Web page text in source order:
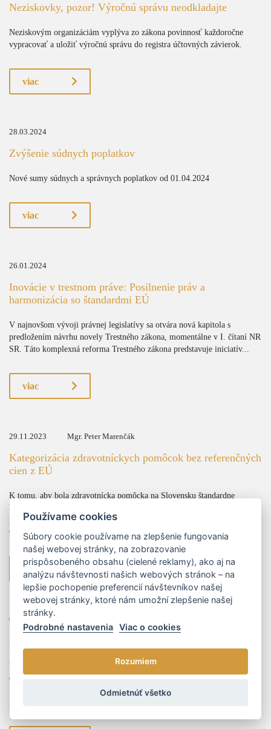
Neziskovky, pozor! Výročnú správu neodkladajte
Neziskovým organizáciám vyplýva zo zákona povinnosť každoročne
vypracovať a uložiť výročnú správu do registra účtovných závierok.
viac
28.03.2024
Zvýšenie súdnych poplatkov
Nové sumy súdnych a správnych poplatkov od 01.04.2024
viac
26.01.2024
Inovácie v trestnom práve: Posilnenie práv a
harmonizácia so štandardmi EÚ
V najnovšom vývoji právnej legislatívy sa otvára nová kapitola s
predložením návrhu novely Trestného zákona, momentálne v I. čítaní NR
SR. Táto komplexná reforma Trestného zákona predstavuje iniciatív...
viac
29.11.2023 Mgr. Peter Marenčák
Kategorizácia zdravotníckych pomôcok bez referenčných
cien z EÚ
K tomu, aby bola zdravotnícka pomôcka na Slovensku štandardne
hradená zdravotnými poisťovňami, je potrebné, aby úspešne prešla
procesom kategorizácie a bola zaradená do tzv. kategorizačného zoznamu.
O...
viac
01.01.2024
Odpoveď na globálnu energetickú výzvu
V posledných rokoch sme svedkami nečakaných zvratov na globálnom
energetickom trhu, najmä v súvislosti s Ruskou inváziou na Ukrajinu.
Prudký výkyv dodávok plynu v Európskej únii (EÚ) bol fenoménom,
kt...
Používame cookies
Súbory cookie používame na zlepšenie fungovania
našej webovej stránky, na zobrazovanie
prispôsobeného obsahu (cielené reklamy), ako aj na
analýzu návštevnosti našich webových stránok – na
lepšie pochopenie preferencií návštevníkov našej
webovej stránky, ktoré nám umožní zlepšenie našej
stránky.
Podrobné nastavenia
Viac o cookies
Rozumiem
Odmietnúť všetko